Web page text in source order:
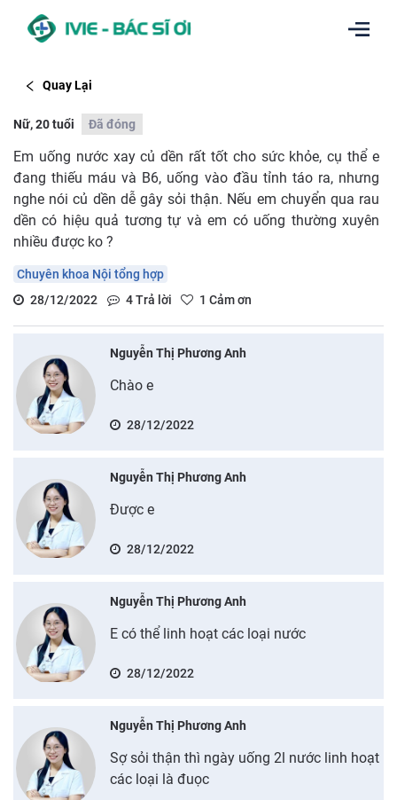
Quay Lại
Nữ, 20 tuổi Đã đóng
Em uống nước xay củ dền rất tốt cho sức khỏe, cụ thể e
đang thiếu máu và B6, uống vào đầu tỉnh táo ra, nhưng
nghe nói củ dền dễ gây sỏi thận. Nếu em chuyển qua rau
dền có hiệu quả tương tự và em có uống thường xuyên
nhiều được ko ?
Chuyên khoa Nội tổng hợp
28/12/2022
4Trả lời 1 Cảm ơn
Nguyễn Thị Phương Anh
Chào e
28/12/2022
Nguyễn Thị Phương Anh
Được e
28/12/2022
Nguyễn Thị Phương Anh
E có thể linh hoạt các loại nước
28/12/2022
Nguyễn Thị Phương Anh
Sợ sỏi thận thì ngày uống 2l nước linh hoạt
các loại là đuọc